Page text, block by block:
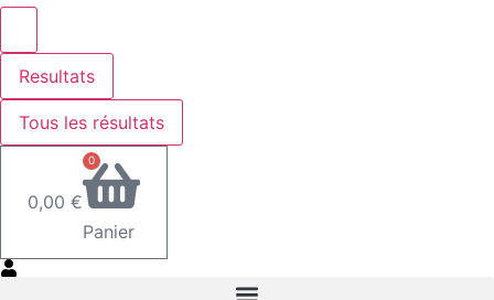
Resultats
Tous les résultats
0,00 €
0
Panier